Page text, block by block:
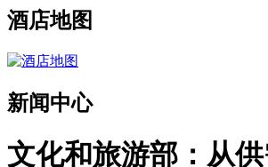
酒店地图
新闻中心
文化和旅游部：从